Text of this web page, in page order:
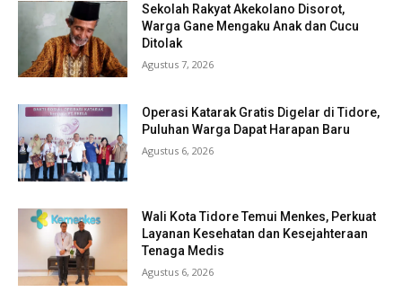
Sekolah Rakyat Akekolano Disorot,
Warga Gane Mengaku Anak dan Cucu
Ditolak
Agustus 7, 2026
Operasi Katarak Gratis Digelar di Tidore,
Puluhan Warga Dapat Harapan Baru
Agustus 6, 2026
Wali Kota Tidore Temui Menkes, Perkuat
Layanan Kesehatan dan Kesejahteraan
Tenaga Medis
Agustus 6, 2026